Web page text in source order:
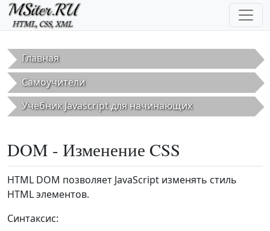
Перейти к основному содержанию
Главная
Самоучители
Учебник Javascript для начинающих
DOM - Изменение CSS
HTML DOM позволяет JavaScript изменять стиль
HTML элементов.
Синтаксис: